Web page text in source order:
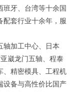
班牙、台湾等十余国
配套行业十余年，服
轴加工中心、日本
崴龙门五轴、程泰
、精密模具、工程机
设备与高性价比国产